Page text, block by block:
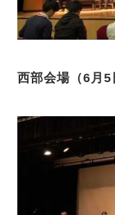
西部会場（6月5